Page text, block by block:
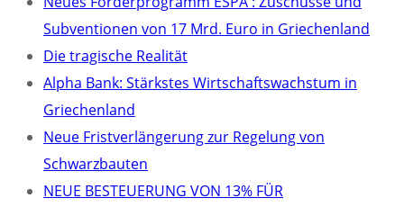
Subventionen von 17 Mrd. Euro in Griechenland
Die tragische Realität
Alpha Bank: Stärkstes Wirtschaftswachstum in
Griechenland
Neue Fristverlängerung zur Regelung von
Schwarzbauten
NEUE BESTEUERUNG VON 13% FÜR